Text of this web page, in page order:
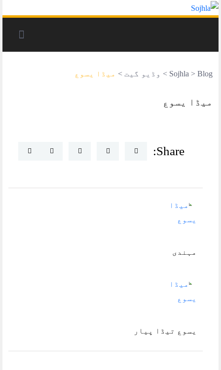
Sojhla > Blog
> وڈیو گیت > میڈا یسوع
میڈا یسوع
Share:
مہندی
یسوع تیڈا پیار